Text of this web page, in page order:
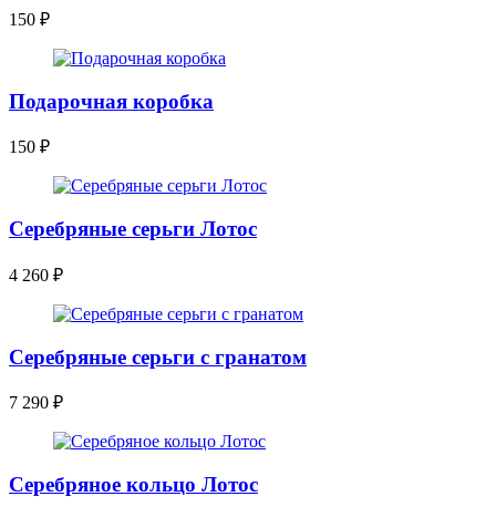
150 ₽
Подарочная коробка
150 ₽
Серебряные серьги Лотос
4 260 ₽
Серебряные серьги с гранатом
7 290 ₽
Серебряное кольцо Лотос